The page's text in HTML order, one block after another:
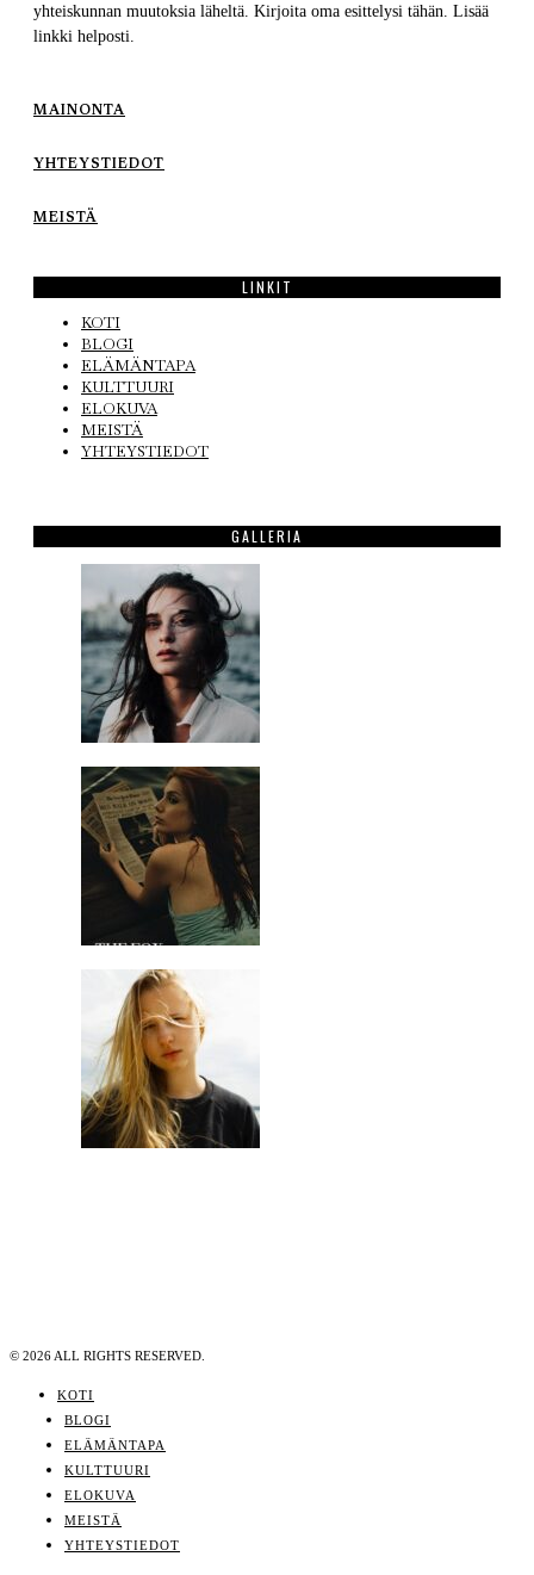
yhteiskunnan muutoksia läheltä. Kirjoita oma esittelysi tähän. Lisää
linkki helposti.
MAINONTA
YHTEYSTIEDOT
MEISTÄ
LINKIT
KOTI
BLOGI
ELÄMÄNTAPA
KULTTUURI
ELOKUVA
MEISTÄ
YHTEYSTIEDOT
GALLERIA
© 2026 ALL RIGHTS RESERVED.
KOTI
BLOGI
ELÄMÄNTAPA
KULTTUURI
ELOKUVA
MEISTÄ
YHTEYSTIEDOT